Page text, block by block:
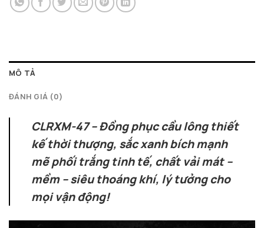
MÔ TẢ
ĐÁNH GIÁ (0)
CLRXM-47 – Đồng phục cầu lông thiết
kế thời thượng, sắc xanh bích mạnh
mẽ phối trắng tinh tế, chất vải mát –
mềm – siêu thoáng khí, lý tưởng cho
mọi vận động!